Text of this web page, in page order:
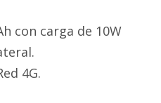
con carga de 10W
4G.